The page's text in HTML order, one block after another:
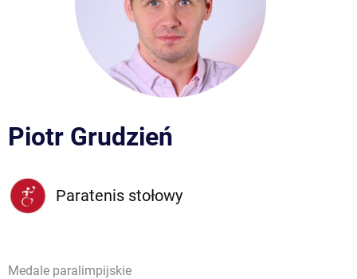
Piotr Grudzień
Paratenis stołowy
Medale paralimpijskie